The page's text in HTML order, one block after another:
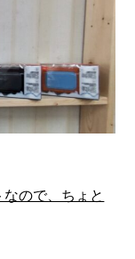
ので、ちょと